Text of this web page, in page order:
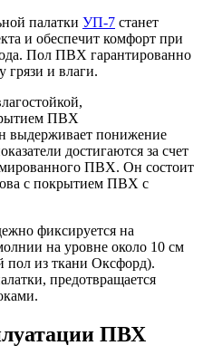
палатки УП-7 станет
и обеспечит комфорт при
Пол ПВХ гарантированно
грязи и влаги.
ПВХ
выдерживает понижение
достигаются за счет
ПВХ. Он состоит
с покрытием ПВХ с
фиксируется на
на уровне около 10 см
пол из ткани Оксфорд).
предотвращается
ПВХ